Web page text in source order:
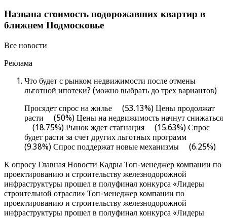
Названа стоимость подорожавших квартир в
ближнем Подмосковье
Все новости
Реклама
Что будет с рынком недвижимости после отмены
льготной ипотеки? (можно выбрать до трех вариантов)
Просядет спрос на жилье (53.13%) Цены продолжат
расти (50%) Цены на недвижимость начнут снижаться
(18.75%) Рынок ждет стагнация (15.63%) Спрос
будет расти за счет других льготных программ
(9.38%) Спрос поддержат новые механизмы (6.25%)
К опросу Главная Новости Кадры Топ-менеджер компании по
проектированию и строительству железнодорожной
инфраструктуры прошел в полуфинал конкурса «Лидеры
строительной отрасли» Топ-менеджер компании по
проектированию и строительству железнодорожной
инфраструктуры прошел в полуфинал конкурса «Лидеры